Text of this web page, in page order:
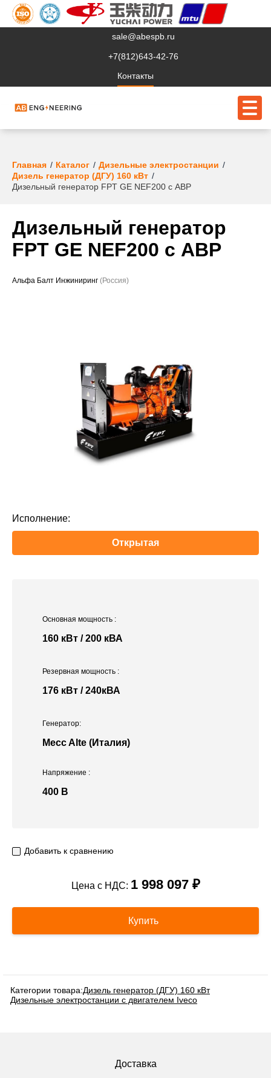
sale@abespb.ru
+7(812)643-42-76
Контакты
О компании
Клиентам
Сервис
Судовое ЭО
Проекты
Главная Каталог
Дизельные электростанции
Дизель генератор (ДГУ) 160 кВт
Дизельный генератор FPT GE NEF200 с АВР
Дизельный генератор
FPT GE NEF200 с АВР
Альфа Балт Инжиниринг (Россия)
Исполнение:
Открытая
Основная мощность :
160 кВт / 200 кВА
Напряжение :
400 В
Резервная мощность :
176 кВт / 240кВА
Генератор:
Mecc Alte (Италия)
Добавить к сравнению
Цена с НДС: 1 998 097 ₽
Купить
Категории товара:Дизель генератор (ДГУ) 160 кВт
Дизельные электростанции с двигателем Iveco
Доставка